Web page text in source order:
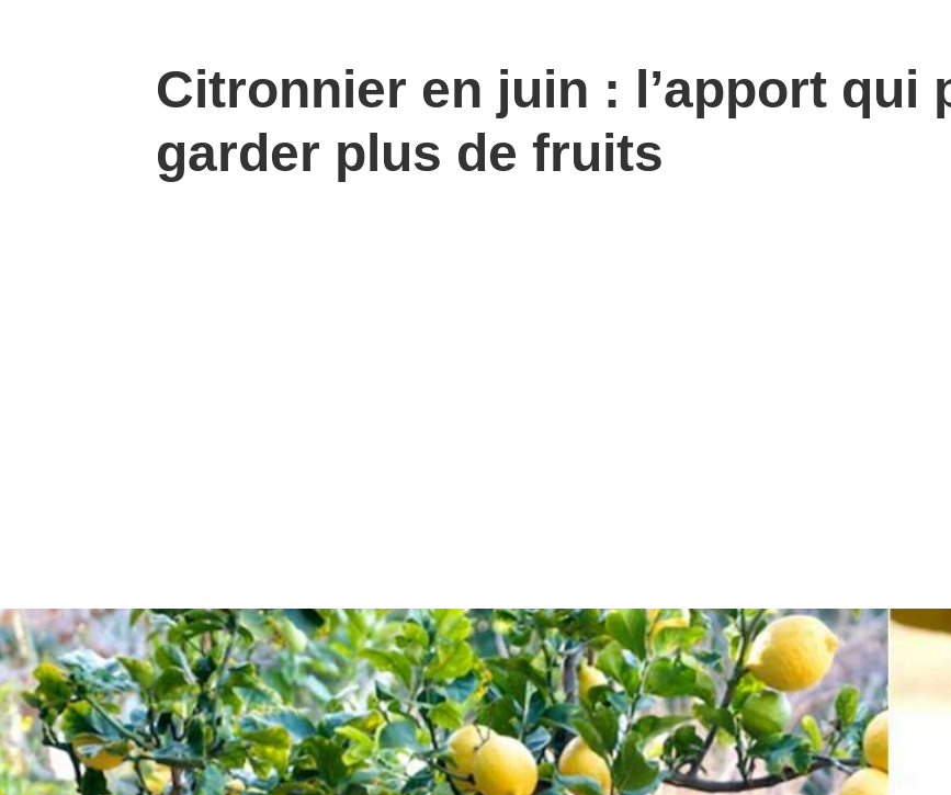
Citronnier en juin : l’apport qui
garder plus de fruits